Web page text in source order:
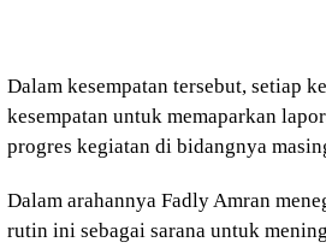
Dalam kesempatan tersebut, setiap
kesempatan untuk memaparkan
progres kegiatan di bidangnya
Dalam arahannya Fadly Amran
rutin ini sebagai sarana untuk